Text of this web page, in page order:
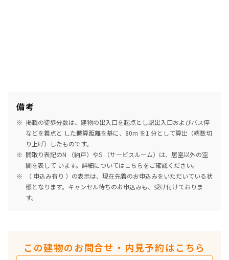
備考
掲載の徒歩分数は、建物の出入口を起点とし駅出入口およびバス停
などを着点と した概算距離を基に、80m を1 分として算出（端数切
り上げ）したものです。
間取り表記のN （納戸）やS （サービスルーム）は、居室以外の空
間を表して います。詳細についてはこちらをご確認ください。
（ 申込み有り ）の表示は、現在先着のお申込みをいただいている状
態となります。キャンセル待ちのお申込みも、受け付けておりま
す。
この建物のお問合せ・内見予約はこちら